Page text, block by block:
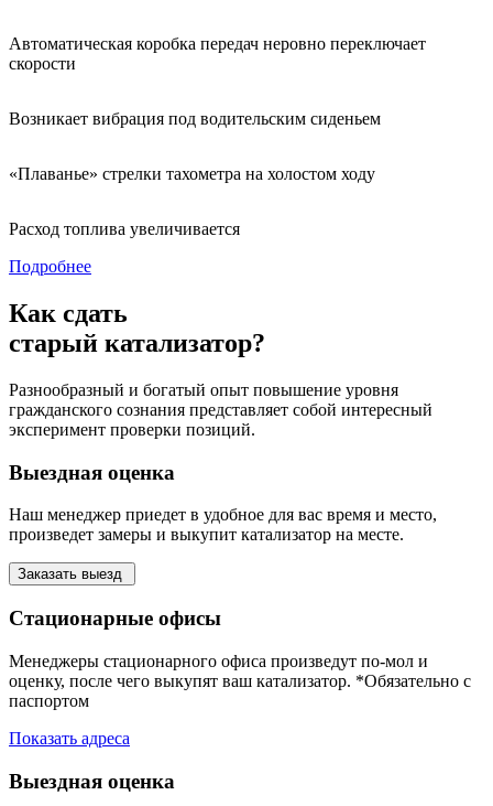
Автоматическая коробка передач неровно переключает
скорости
Возникает вибрация под водительским сиденьем
«Плаванье» стрелки тахометра на холостом ходу
Расход топлива увеличивается
Подробнее
Как сдать
старый катализатор?
Разнообразный и богатый опыт повышение уровня
гражданского сознания представляет собой интересный
эксперимент проверки позиций.
Выездная оценка
Наш менеджер приедет в удобное для вас время и место,
произведет замеры и выкупит катализатор на месте.
Заказать выезд
Стационарные офисы
Менеджеры стационарного офиса произведут по-мол и
оценку, после чего выкупят ваш катализатор. *Обязательно с
паспортом
Показать адреса
Выездная оценка